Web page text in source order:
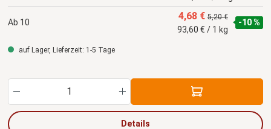
Ab 10
4,68 € 5,20 €
93,60 € / 1 kg
-10 %
auf Lager, Lieferzeit: 1-5 Tage
Produkt Anzahl: Gib den gewünschten Wert
Details